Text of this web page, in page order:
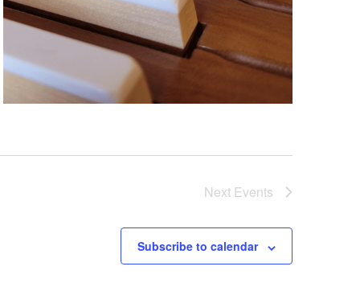
Next Events
Subscribe to calendar